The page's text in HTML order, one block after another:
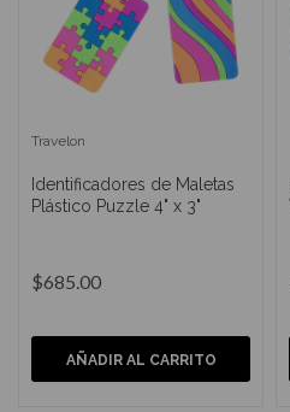
Travelon
Identificadores de Maletas
Plástico Puzzle 4" x 3"
$685.00
AÑADIR AL CARRITO